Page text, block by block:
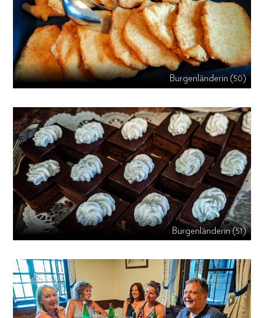
Burgenländerin (50)
Burgenländerin (51)